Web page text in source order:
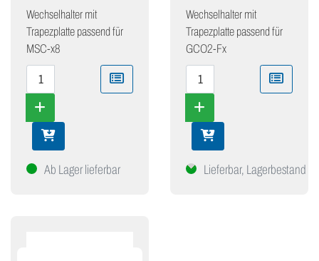
Wechselhalter mit
Trapezplatte passend für
MSC-x8
Ab Lager lieferbar
Wechselhalter mit
Trapezplatte passend für
GCO2-Fx
Lieferbar, Lagerbestand